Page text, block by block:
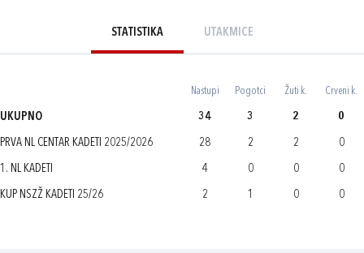
STATISTIKA UTAKMICE
Nastupi Pogotci Žuti k. Crveni k.
UKUPNO 34 3 2 0
PRVA NL CENTAR KADETI 2025/2026 28 2 2 0
1. NL KADETI 4 0 0 0
KUP NSZŽ KADETI 25/26 2 1 0 0